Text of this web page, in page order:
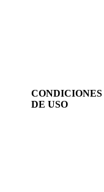
CONDICIONES
DE USO